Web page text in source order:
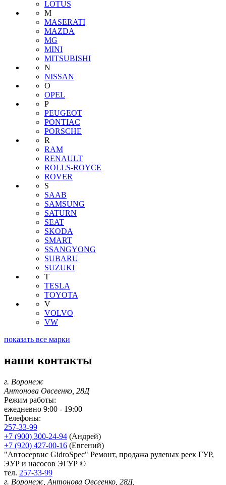
LOTUS
M
MASERATI
MAZDA
MG
MINI
MITSUBISHI
N
NISSAN
O
OPEL
P
PEUGEOT
PONTIAC
PORSCHE
R
RAM
RENAULT
ROLLS-ROYCE
ROVER
S
SAAB
SAMSUNG
SATURN
SEAT
SKODA
SMART
SSANGYONG
SUBARU
SUZUKI
T
TESLA
TOYOTA
V
VOLVO
VW
показать все марки
наши контакты
г. Воронеж
Антонова Овсеенко, 28Д
Режим работы:
ежедневно 9:00 - 19:00
Телефоны:
257-33-99
+7 (900) 300-24-94 (Андрей)
+7 (920) 427-00-16 (Евгений)
"Автосервис GidroSpec" Ремонт, продажа рулевых реек ГУР,
ЭУР и насосов ЭГУР ©
тел. 257-33-99
г. Воронеж, Антонова Овсеенко, 28Д,